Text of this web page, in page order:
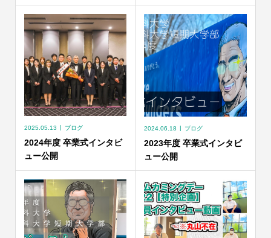
2025.05.13 ブログ
2024年度 卒業式インタビ
ュー公開
2024.06.18 ブログ
2023年度 卒業式インタビ
ュー公開